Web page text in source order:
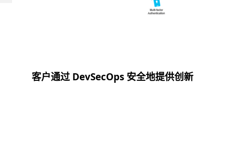
客户通过 DevSecOps 安全地提供创新